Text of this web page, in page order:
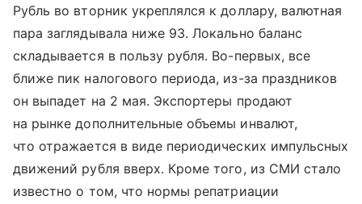
Рубль во вторник укреплялся к доллару, валютная
пара заглядывала ниже 93. Локально баланс
складывается в пользу рубля. Во-первых, все
ближе пик налогового периода, из-за праздников
он выпадет на 2 мая. Экспортеры продают
на рынке дополнительные объемы инвалют,
что отражается в виде периодических импульсных
движений рубля вверх. Кроме того, из СМИ стало
известно о том, что нормы репатриации